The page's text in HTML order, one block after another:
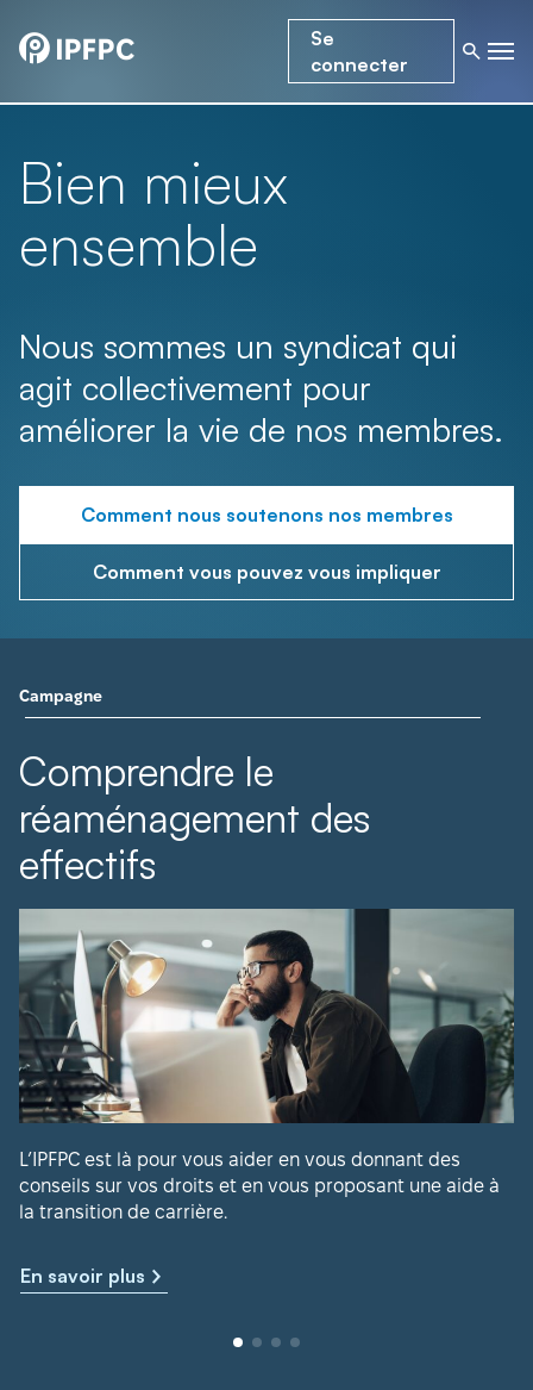
Se
connecter
Bien mieux
ensemble
Nous sommes un syndicat qui
agit collectivement pour
améliorer la vie de nos membres.
Comment nous soutenons nos membres
Comment vous pouvez vous impliquer
Campagne
Comprendre le
réaménagement des
effectifs
L’IPFPC est là pour vous aider en vous donnant des
conseils sur vos droits et en vous proposant une aide à
la transition de carrière.
En savoir plus